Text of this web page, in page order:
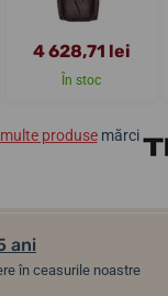
4 628,71 lei
În stoc
produsemărci
ani
în ceasurile noastre